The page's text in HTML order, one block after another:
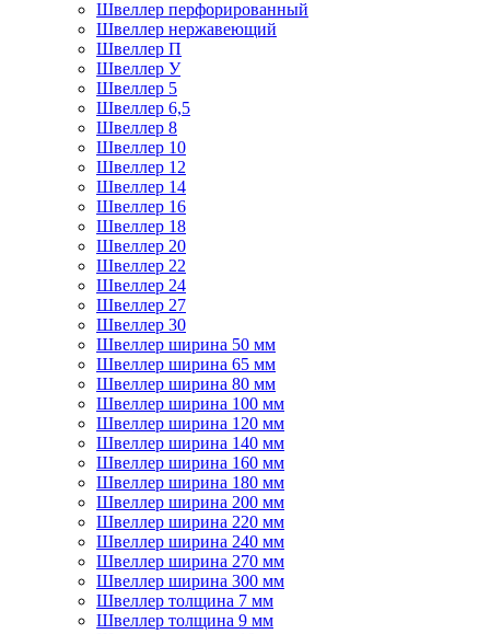
Швеллер перфорированный
Швеллер нержавеющий
Швеллер П
Швеллер У
Швеллер 5
Швеллер 6,5
Швеллер 8
Швеллер 10
Швеллер 12
Швеллер 14
Швеллер 16
Швеллер 18
Швеллер 20
Швеллер 22
Швеллер 24
Швеллер 27
Швеллер 30
Швеллер ширина 50 мм
Швеллер ширина 65 мм
Швеллер ширина 80 мм
Швеллер ширина 100 мм
Швеллер ширина 120 мм
Швеллер ширина 140 мм
Швеллер ширина 160 мм
Швеллер ширина 180 мм
Швеллер ширина 200 мм
Швеллер ширина 220 мм
Швеллер ширина 240 мм
Швеллер ширина 270 мм
Швеллер ширина 300 мм
Швеллер толщина 7 мм
Швеллер толщина 9 мм